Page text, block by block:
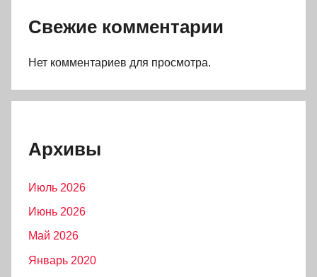
Свежие комментарии
Нет комментариев для просмотра.
Архивы
Июль 2026
Июнь 2026
Май 2026
Январь 2020